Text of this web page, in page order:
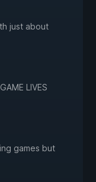
just about
LIVES
games but